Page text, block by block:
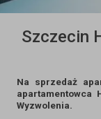
Szczecin
Na sprzedaż
apartamentowca
Wyzwolenia.